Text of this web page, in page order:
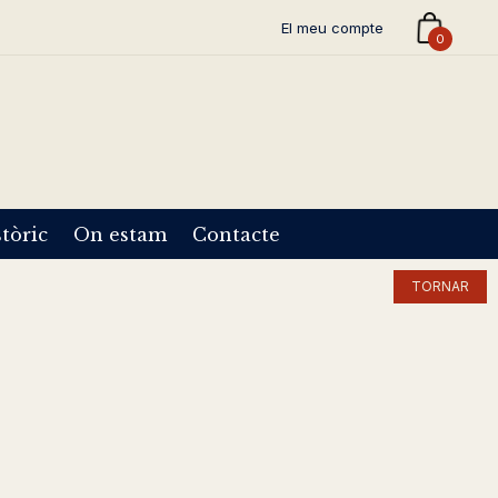
El meu compte
0
On estam Contacte
TORNAR